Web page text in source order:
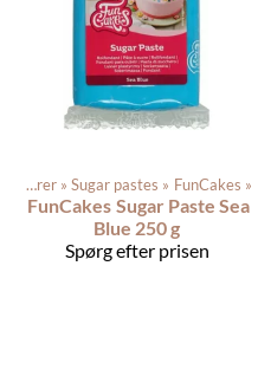
Dagligvarer ‪» Sugar pastes ‪» FunCakes ‪»
FunCakes Sugar Paste Sea
Blue 250 g
Spørg efter prisen
Produkterne ‪»